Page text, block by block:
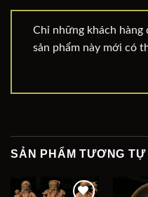
Chỉ những khách hàng
sản phẩm này mới có
SẢN PHẨM TƯƠNG TỰ